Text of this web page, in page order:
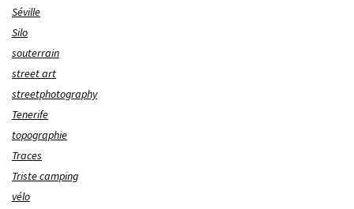
Séville
Silo
souterrain
street art
streetphotography
Tenerife
topographie
Traces
Triste camping
vélo